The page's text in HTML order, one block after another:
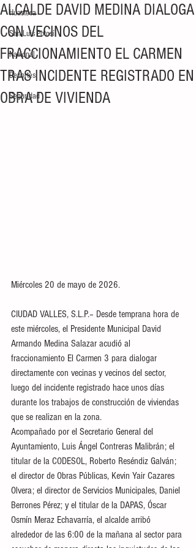
Huasteca
San Luis Potosí
Nacional
Deportes
Seguridad
ALCALDE DAVID MEDINA DIALOGA
CON VECINOS DEL
FRACCIONAMIENTO EL CARMEN
TRAS INCIDENTE REGISTRADO EN
OBRA DE VIVIENDA
Miércoles 20 de mayo de 2026.
CIUDAD VALLES, S.L.P.– Desde temprana hora de
este miércoles, el Presidente Municipal David
Armando Medina Salazar acudió al
fraccionamiento El Carmen 3 para dialogar
directamente con vecinas y vecinos del sector,
luego del incidente registrado hace unos días
durante los trabajos de construcción de viviendas
que se realizan en la zona.
Acompañado por el Secretario General del
Ayuntamiento, Luis Ángel Contreras Malibrán; el
titular de la CODESOL, Roberto Reséndiz Galván;
el director de Obras Públicas, Kevin Yair Cazares
Olvera; el director de Servicios Municipales, Daniel
Berrones Pérez; y el titular de la DAPAS, Óscar
Osmín Meraz Echavarría, el alcalde arribó
alrededor de las 6:00 de la mañana al sector para